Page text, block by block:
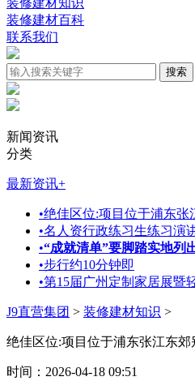
装修建材百科
联系我们
新闻资讯
分类
最新资讯+
•绝佳区位:项目位于浦东张
•名人资行政练习生练习演
•“成就清单”要脚踏实地列
•步行约10分钟即
•第15届广州定制家居展暨
J9直营集团 > 装修建材知识 >
绝佳区位:项目位于浦东张江东郊
时间：2026-04-18 09:51